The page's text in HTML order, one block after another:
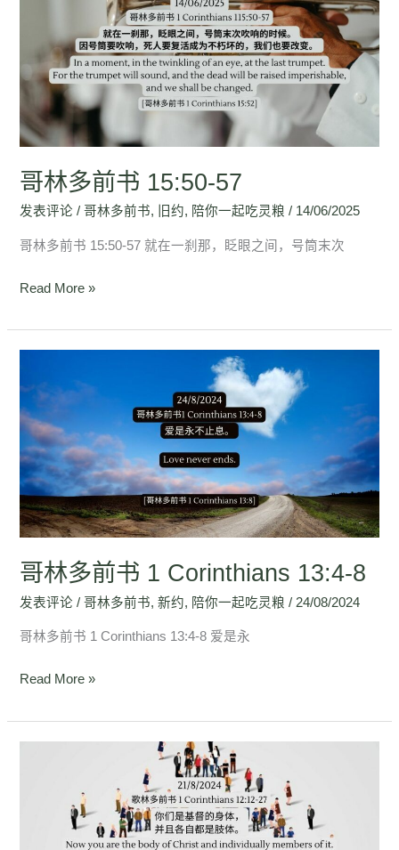
哥林多前书 15:50-57
发表评论 /哥林多前书, 旧约, 陪你一起吃灵粮 / 14/06/2025
哥林多前书 15:50-57 就在一刹那，眨眼之间，号筒末次
书
15:50-
Read More »
哥林多前书 1 Corinthians 13:4-8
发表评论 /哥林多前书,新约, 陪你一起吃灵粮 / 24/08/2024
哥林多前书 1 Corinthians 13:4-8 爱是永
林
多
前
书
1
Corinthians
13:4-
Read More »